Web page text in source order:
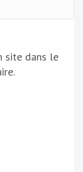
site dans le